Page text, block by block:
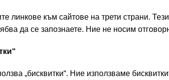
към сайтове на трети страни.
да се запознаете. Ние не носим
„бисквитки“. Ние използваме